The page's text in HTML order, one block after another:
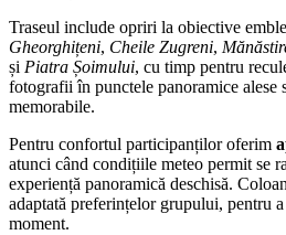
Traseul include opriri la obiective
Gheorghițeni, Cheile Zugreni,
și Piatra Șoimului, cu timp pentru
fotografii în punctele panoramice alese
memorabile.
Pentru confortul participanților oferim
atunci când condițiile meteo permit se
experiență panoramică deschisă.
adaptată preferințelor grupului, pentru
moment.